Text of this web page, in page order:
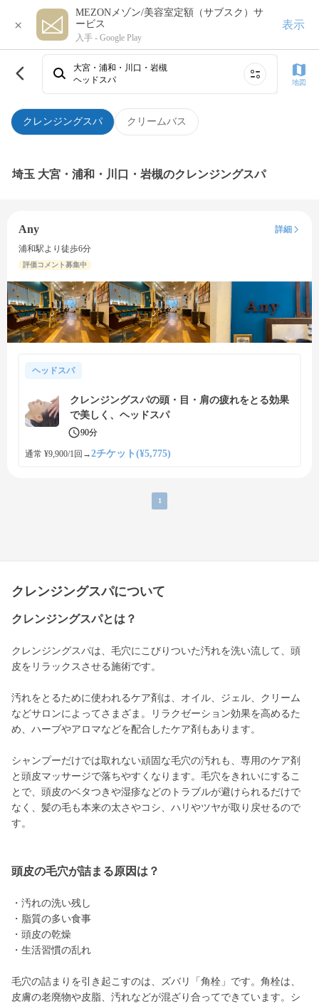
×
MEZONメゾン/美容室定額（サブスク）サ
ービス
入手 - Google Play
表示
クレンジングスパ クリームバス
大宮・浦和・川口・岩槻
ヘッドスパ
地図
埼玉 大宮・浦和・川口・岩槻のクレンジングスパ
Any
詳細
浦和駅より徒歩6分
評価コメント募集中
ヘッドスパ
クレンジングスパの頭・目・肩の疲れをとる効果
で美しく、ヘッドスパ
90分
通常 ¥9,900/1回 →2チケット(¥5,775)
1
クレンジングスパについて
クレンジングスパとは？
クレンジングスパは、毛穴にこびりついた汚れを洗い流して、頭
皮をリラックスさせる施術です。
汚れをとるために使われるケア剤は、オイル、ジェル、クリーム
などサロンによってさまざま。リラクゼーション効果を高めるた
め、ハーブやアロマなどを配合したケア剤もあります。
シャンプーだけでは取れない頑固な毛穴の汚れも、専用のケア剤
と頭皮マッサージで落ちやすくなります。毛穴をきれいにするこ
とで、頭皮のベタつきや湿疹などのトラブルが避けられるだけで
なく、髪の毛も本来の太さやコシ、ハリやツヤが取り戻せるので
す。
頭皮の毛穴が詰まる原因は？
・汚れの洗い残し
・脂質の多い食事
・頭皮の乾燥
・生活習慣の乱れ
毛穴の詰まりを引き起こすのは、ズバリ「角栓」です。角栓は、
皮膚の老廃物や皮脂、汚れなどが混ざり合ってできています。シ